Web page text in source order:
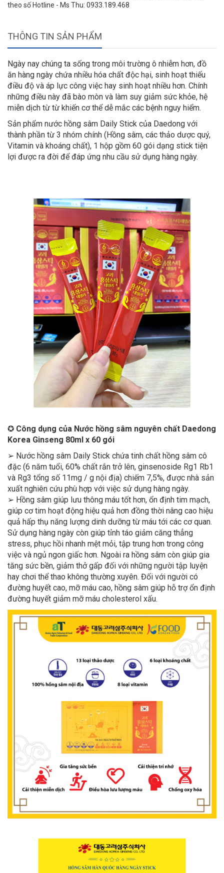
theo số Hotline - Ms Thu: 0933.189.468
THÔNG TIN SẢN PHẨM
Ngày nay chúng ta sống trong môi trường ô nhiễm hơn, đồ
ăn hàng ngày chứa nhiều hóa chất độc hại, sinh hoạt thiếu
điều độ và áp lực công việc hay sinh hoạt nhiều hơn. Chính
những điều này đã bào mòn và làm suy giảm sức khỏe, hệ
miễn dịch từ từ khiến cơ thể dễ mắc các bệnh nguy hiểm.
Sản phẩm nước hồng sâm Daily Stick của Daedong với
thành phần từ 3 nhóm chính (Hồng sâm, các thảo dược quý,
Vitamin và khoáng chất), 1 hộp gồm 60 gói dạng stick tiện
lợi được ra đời để đáp ứng nhu cầu sử dụng hàng ngày.
✪ Công dụng của Nước hồng sâm nguyên chất Daedong
Korea Ginseng 80ml x 60 gói
➢ Nước hồng sâm Daily Stick chứa tinh chất hồng sâm cô
đặc (6 năm tuổi, 60% chất rắn trở lên, ginsenoside Rg1 Rb1
và Rg3 tổng số 11mg / g nội địa) chiếm 7,5%, được nhà sản
xuất nghiên cứu phù hợp với việc sử dụng hàng ngày.
➢ Hồng sâm giúp lưu thông máu tốt hơn, ổn định tim mạch,
giúp cơ tim hoạt động hiệu quả hơn đồng thời nâng cao hiệu
quả hấp thụ năng lượng dinh dưỡng từ máu tới các cơ quan.
Sử dụng hàng ngày còn giúp tỉnh táo giảm căng thẳng
stress, phục hồi nhanh mệt mỏi, tập trung hơn trong công
việc và ngủ ngon giấc hơn. Ngoài ra hồng sâm còn giúp gia
tăng sức bền, giảm thở gấp đối với những người tập luyện
hay chơi thể thao không thường xuyên. Đối với người có
đường huyết cao, mỡ máu cao, hồng sâm giúp hỗ trợ ổn định
đường huyết giảm mỡ máu cholesterol xấu.